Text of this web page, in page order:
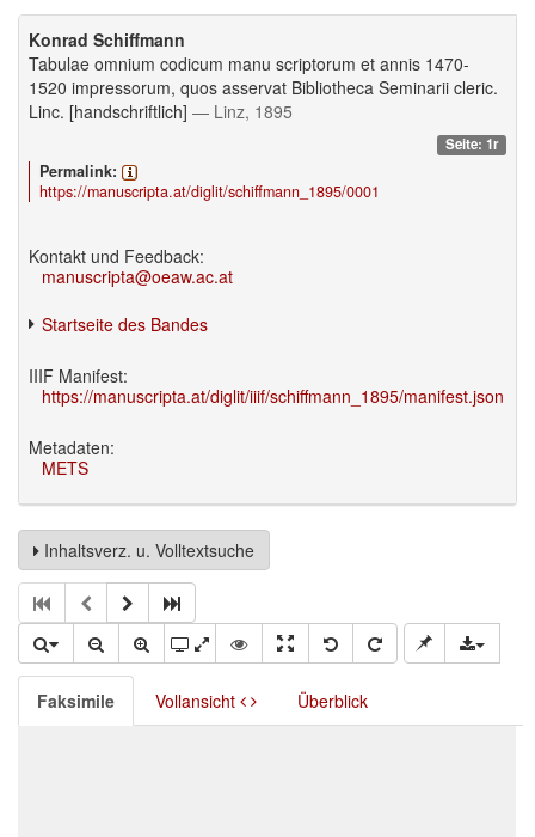
Konrad Schiffmann
Tabulae omnium codicum manu scriptorum et annis 1470-
1520 impressorum, quos asservat Bibliotheca Seminarii cleric.
Linc. [handschriftlich] — Linz, 1895
Seite: 1r
Permalink:
https://manuscripta.at/diglit/schiffmann_1895/0001
Kontakt und Feedback:
manuscripta@oeaw.ac.at
Startseite des Bandes
IIIF Manifest:
https://manuscripta.at/diglit/iiif/schiffmann_1895/manifest.json
Metadaten:
METS
Inhaltsverz. u. Volltextsuche
Faksimile Vollansicht Überblick